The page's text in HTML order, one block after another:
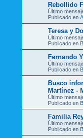
Rebollido
Último
Publicado en
Teresa y
Último
Publicado en
Fernando
Último
Publicado en
Busco
Martínez -
Último
Publicado en
Familia
Último
Publicado en